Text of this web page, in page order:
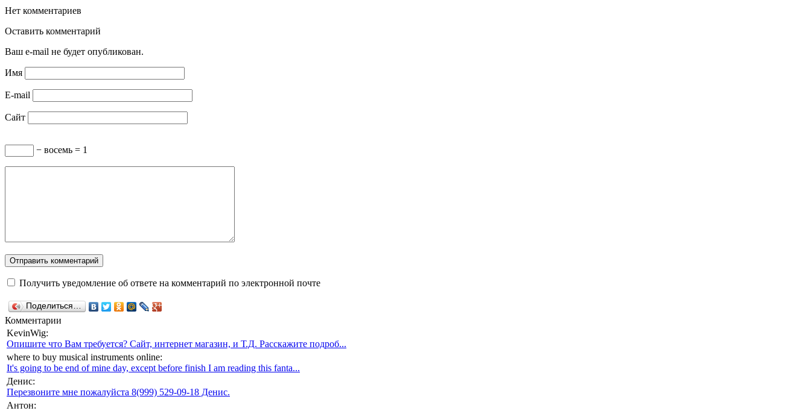
Нет комментариев
Оставить комментарий
Ваш e-mail не будет опубликован.
Имя
E-mail
Сайт
− восемь = 1
Получить уведомление об ответе на комментарий по электронной почте
Поделиться…
Комментарии
KevinWig:
Опишите что Вам требуется? Сайт, интернет магазин, и Т.Д. Расскажите подроб...
where to buy musical instruments online:
It's going to be end of mine day, except before finish I am reading this fanta...
Денис:
Перезвоните мне пожалуйста 8(999) 529-09-18 Денис.
Антон: